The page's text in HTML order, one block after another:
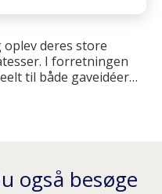
deres store
I forretningen
til både gaveidéer…
også besøge